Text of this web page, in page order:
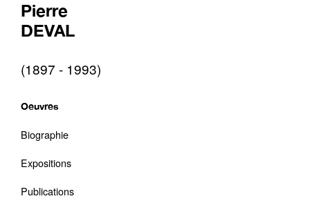
Pierre
DEVAL
(1897 - 1993)
Oeuvres
Biographie
Expositions
Publications